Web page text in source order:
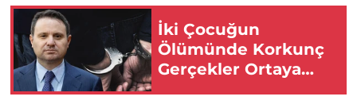
İki Çocuğun
Ölümünde Korkunç
Gerçekler Ortaya